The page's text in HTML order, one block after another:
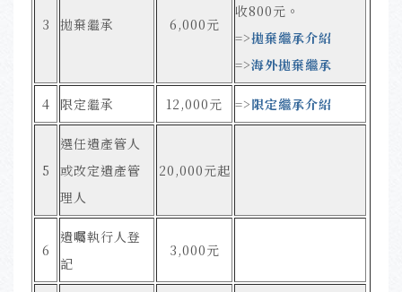
3 拋棄繼承 6,000元
收800元 。
=>拋棄繼承介紹
=>海外拋棄繼承
4 限定繼承 12,000元 =>限定繼承介紹
5
選任遺產管人
或改定遺產管
理人
20,000元起
6
遺囑執行人登
記
3,000元